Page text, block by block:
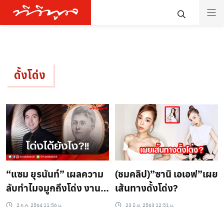
ดั้งโด่ง
“แซม ยุรนันท์” เผลความ
ลับทำไมจมูกถึงโด่ง งานนี้
รู้แล้วมีอึ้ง!
2 ก.ค. 2564 11:56 น.
(ชมคลิป)”ซานิ เอเอฟ”เผย
เส้นทางดั้งโด่ง?
23 มิ.ย. 2563 12:51 น.